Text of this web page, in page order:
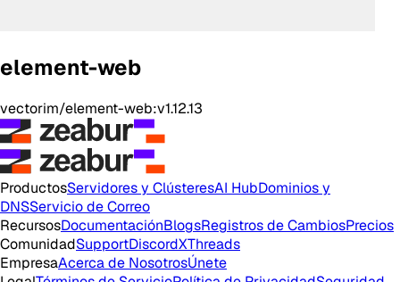
element-web
vectorim/element-web:v1.12.13
ProductosServidores y ClústeresAI HubDominios y
DNSServicio de Correo
RecursosDocumentaciónBlogsRegistros de CambiosPrecios
ComunidadSupportDiscordXThreads
EmpresaAcerca de NosotrosÚnete